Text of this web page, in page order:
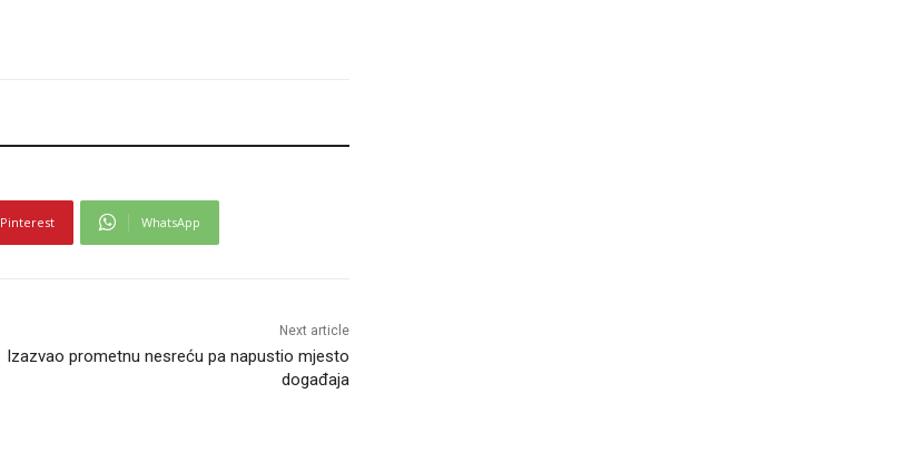
Pinterest WhatsApp
Next article
Izazvao prometnu nesreću pa napustio mjesto
događaja